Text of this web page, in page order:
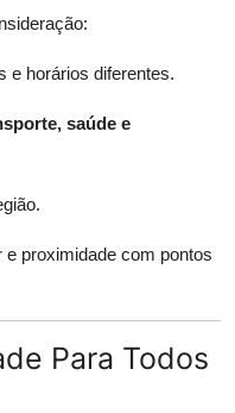
e horários diferentes.
saúde e
proximidade com pontos
Para Todos